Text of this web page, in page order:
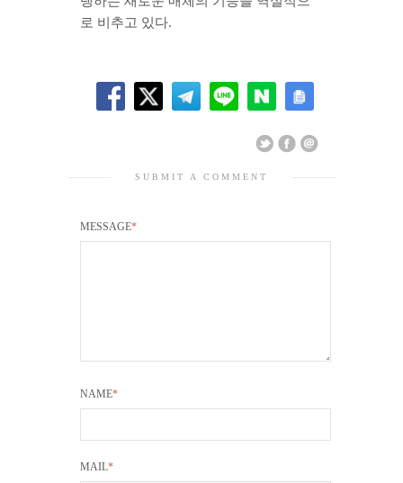
로 비추고 있다.
SUBMIT A COMMENT
MESSAGE*
NAME*
MAIL*